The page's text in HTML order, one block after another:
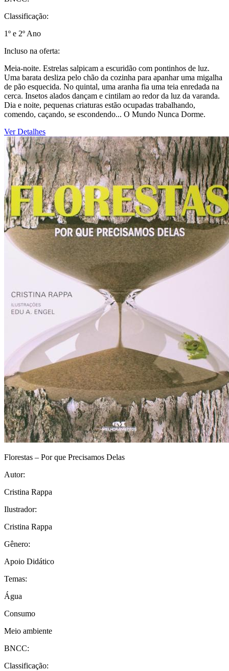
Classificação:
1º e 2º Ano
Incluso na oferta:
Meia-noite. Estrelas salpicam a escuridão com pontinhos de luz.
Uma barata desliza pelo chão da cozinha para apanhar uma migalha
de pão esquecida. No quintal, uma aranha fia uma teia enredada na
cerca. Insetos alados dançam e cintilam ao redor da luz da varanda.
Dia e noite, pequenas criaturas estão ocupadas trabalhando,
comendo, caçando, se escondendo... O Mundo Nunca Dorme.
Ver Detalhes
Florestas – Por que Precisamos Delas
Autor:
Cristina Rappa
Ilustrador:
Cristina Rappa
Gênero:
Apoio Didático
Temas:
Água
Consumo
Meio ambiente
BNCC:
Classificação: